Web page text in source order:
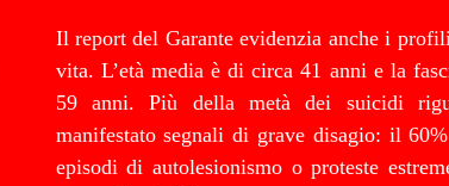
Il report del Garante evidenzia anche i
vita. L’età media è di circa 41 anni e la
59 anni. Più della metà dei suicidi
manifestato segnali di grave disagio: il
episodi di autolesionismo o proteste